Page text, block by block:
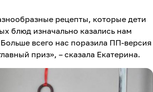
рецепты, которые дети
блюд изначально казались нам
всего нас поразила ПП-версия
приз», – сказала Екатерина.